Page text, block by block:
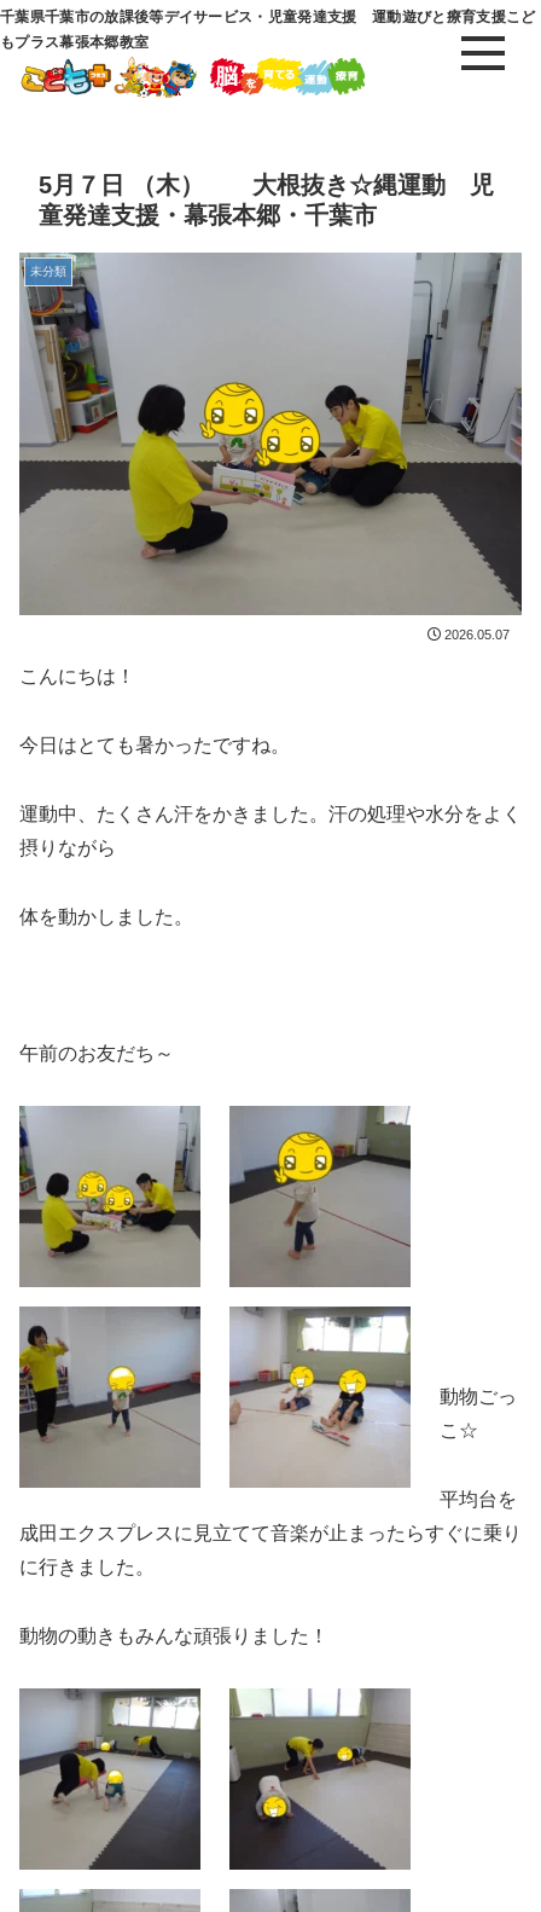
千葉県千葉市の放課後等デイサービス・児童発達支援 運動遊びと療育支援こど
もプラス幕張本郷教室
5月７日 （木） 大根抜き☆縄運動 児
童発達支援・幕張本郷・千葉市
未分類
2026.05.07
こんにちは！
今日はとても暑かったですね。
運動中、たくさん汗をかきました。汗の処理や水分をよく
摂りながら
体を動かしました。
午前のお友だち～
動物ごっ
こ☆
平均台を
成田エクスプレスに見立てて音楽が止まったらすぐに乗り
に行きました。
動物の動きもみんな頑張りました！